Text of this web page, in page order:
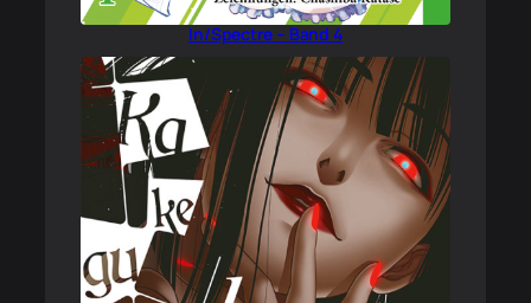
In/Spectre – Band 4